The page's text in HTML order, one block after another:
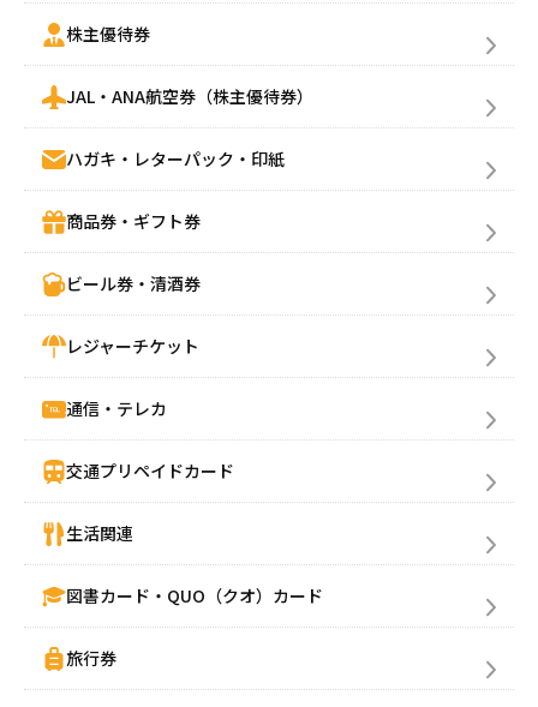
交通プリペイドカード
生活関連
図書カード・QUO（クオ）カード
旅行券
年賀状
交通プリペイドカード
生活関連・お食事券
図書カード・QUO（クオ）カード
旅行券
年賀状
その他
株主優待券
JAL・ANA航空券（株主優待券）
ハガキ・レターパック・印紙
商品券・ギフト券
ビール券・清酒券
レジャーチケット
通信・テレカ
交通プリペイドカード
生活関連
図書カード・QUO（クオ）カード
旅行券